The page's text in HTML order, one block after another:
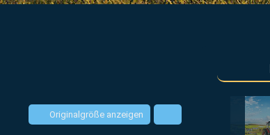
Originalgröße anzeigen